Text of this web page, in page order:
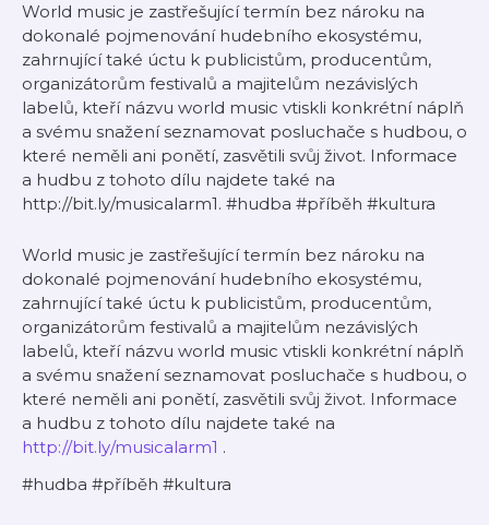
World music je zastřešující termín bez nároku na
dokonalé pojmenování hudebního ekosystému,
zahrnující také úctu k publicistům, producentům,
organizátorům festivalů a majitelům nezávislých
labelů, kteří názvu world music vtiskli konkrétní náplň
a svému snažení seznamovat posluchače s hudbou, o
které neměli ani ponětí, zasvětili svůj život. Informace
a hudbu z tohoto dílu najdete také na
http://bit.ly/musicalarm1. #hudba #příběh #kultura
World music je zastřešující termín bez nároku na
dokonalé pojmenování hudebního ekosystému,
zahrnující také úctu k publicistům, producentům,
organizátorům festivalů a majitelům nezávislých
labelů, kteří názvu world music vtiskli konkrétní náplň
a svému snažení seznamovat posluchače s hudbou, o
které neměli ani ponětí, zasvětili svůj život. Informace
a hudbu z tohoto dílu najdete také na
http://bit.ly/musicalarm1 .
#hudba #příběh #kultura